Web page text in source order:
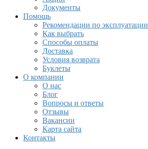
Документы
Помощь
Рекомендации по эксплуатации
Как выбрать
Способы оплаты
Доставка
Условия возврата
Буклеты
О компании
О нас
Блог
Вопросы и ответы
Отзывы
Вакансии
Карта сайта
Контакты